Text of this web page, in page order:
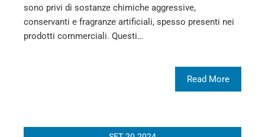
sono privi di sostanze chimiche aggressive,
conservanti e fragranze artificiali, spesso presenti nei
prodotti commerciali. Questi…
Read More